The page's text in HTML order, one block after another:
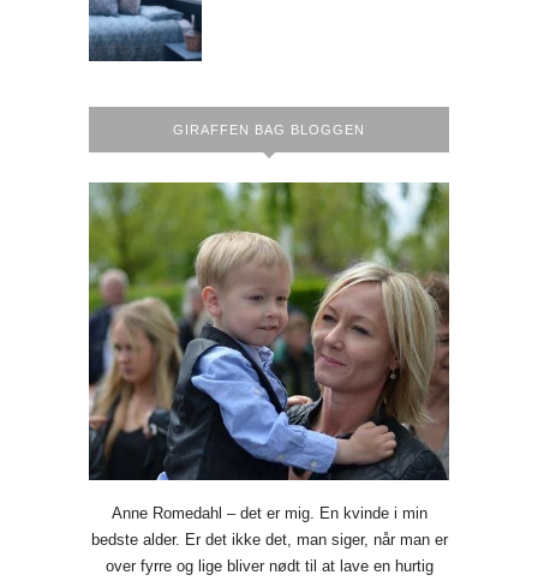
GIRAFFEN BAG BLOGGEN
Anne Romedahl – det er mig. En kvinde i min
bedste alder. Er det ikke det, man siger, når man er
over fyrre og lige bliver nødt til at lave en hurtig